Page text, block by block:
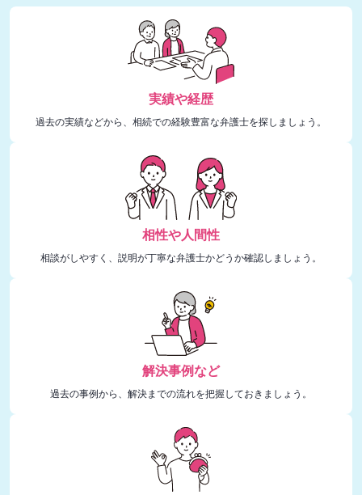
実績や経歴
過去の実績などから、相続での経験豊富な弁護士を探しましょう。
相性や人間性
相談がしやすく、説明が丁寧な弁護士かどうか確認しましょう。
解決事例など
過去の事例から、解決までの流れを把握しておきましょう。